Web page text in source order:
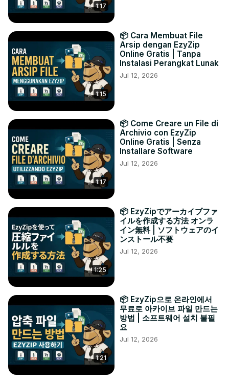
1:17
1:15
📦 Cara Membuat File
Arsip dengan EzyZip
Online Gratis | Tanpa
Instalasi Perangkat Lunak
Jul 12, 2026
1:17
📦 Come Creare un File di
Archivio con EzyZip
Online Gratis | Senza
Installare Software
Jul 12, 2026
1:25
📦 EzyZipでアーカイブファ
イルを作成する方法 オンラ
イン無料 | ソフトウェアのイ
ンストール不要
Jul 12, 2026
1:21
📦 EzyZip으로 온라인에서
무료로 아카이브 파일 만드는
방법 | 소프트웨어 설치 불필
요
Jul 12, 2026